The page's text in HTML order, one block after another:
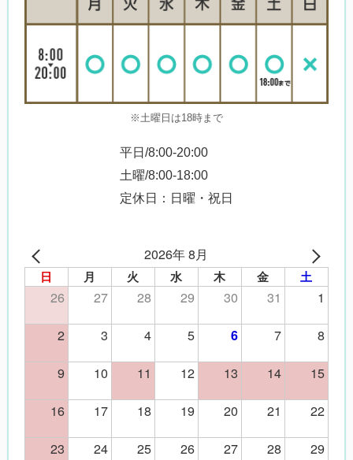
※土曜日は18時まで
平日/8:00-20:00
土曜/8:00-18:00
定休日：日曜・祝日
2026年 8月
日 月 火 水 木 金 土
26 27 28 29 30 31
1
2
3 4 5 6 7
8
9
10 11 12 13 14
15
16
17 18 19 20 21
22
23
24 25 26 27 28
29